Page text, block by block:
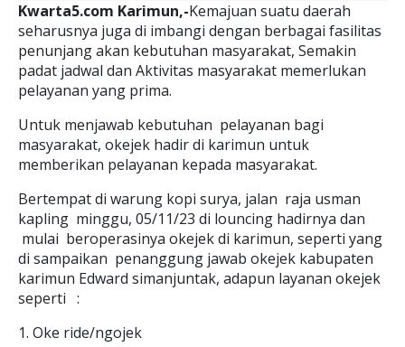
Kwarta5.com Karimun,-Kemajuan suatu daerah
seharusnya juga di imbangi dengan berbagai fasilitas
penunjang akan kebutuhan masyarakat, Semakin
padat jadwal dan Aktivitas masyarakat memerlukan
pelayanan yang prima.
Untuk menjawab kebutuhan pelayanan bagi
masyarakat, okejek hadir di karimun untuk
memberikan pelayanan kepada masyarakat.
Bertempat di warung kopi surya, jalan raja usman
kapling minggu, 05/11/23 di louncing hadirnya dan
mulai beroperasinya okejek di karimun, seperti yang
di sampaikan penanggung jawab okejek kabupaten
karimun Edward simanjuntak, adapun layanan okejek
seperti :
1. Oke ride/ngojek